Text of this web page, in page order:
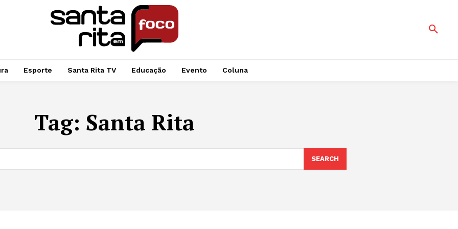
Esporte Santa Rita TV Educação Evento Coluna
Tag: Santa Rita
SEARCH